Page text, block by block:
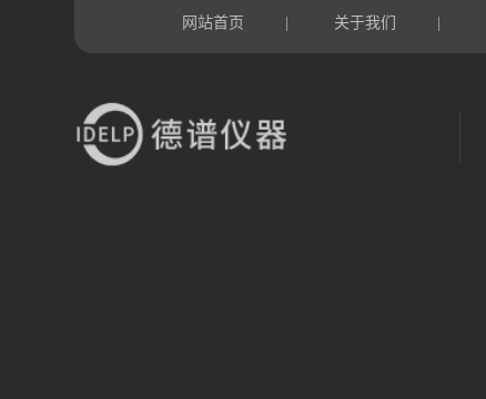
网站首页 关于我们